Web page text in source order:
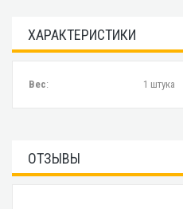
ХАРАКТЕРИСТИКИ
Вес: 1 штука
ОТЗЫВЫ